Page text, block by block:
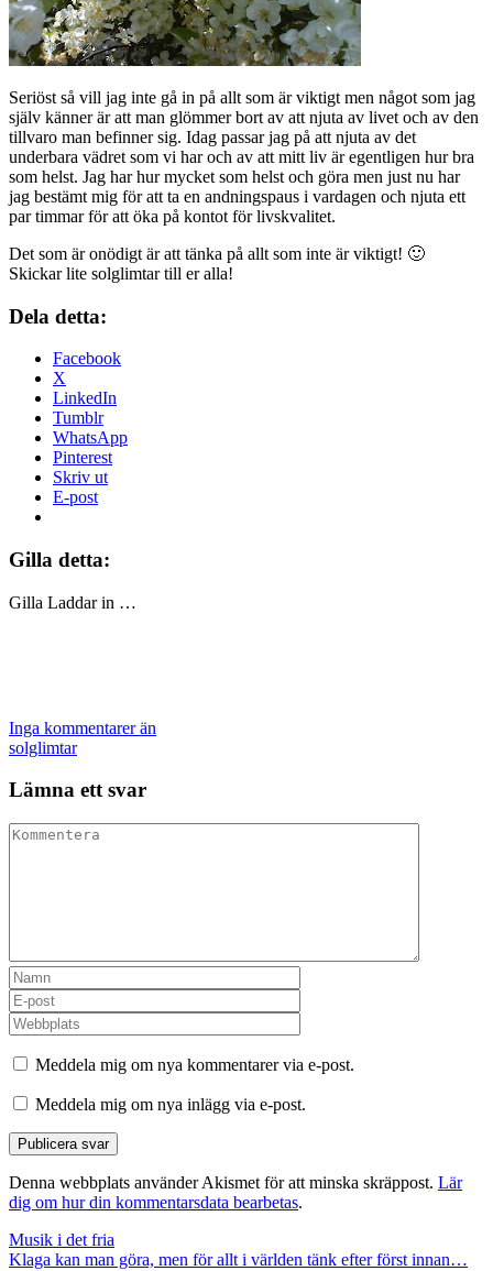
Seriöst så vill jag inte gå in på allt som är viktigt men något som jag
själv känner är att man glömmer bort av att njuta av livet och av den
tillvaro man befinner sig. Idag passar jag på att njuta av det
underbara vädret som vi har och av att mitt liv är egentligen hur bra
som helst. Jag har hur mycket som helst och göra men just nu har
jag bestämt mig för att ta en andningspaus i vardagen och njuta ett
par timmar för att öka på kontot för livskvalitet.
Det som är onödigt är att tänka på allt som inte är viktigt! 🙂
Skickar lite solglimtar till er alla!
Dela detta:
Facebook
X
LinkedIn
Tumblr
WhatsApp
Pinterest
Skriv ut
E-post
Gilla detta:
Gilla Laddar in …
Inga kommentarer än
solglimtar
Lämna ett svar
Meddela mig om nya kommentarer via e-post.
Meddela mig om nya inlägg via e-post.
Denna webbplats använder Akismet för att minska skräppost. Lär
dig om hur din kommentarsdata bearbetas.
Inläggsnavigering
Musik i det fria
Klaga kan man göra, men för allt i världen tänk efter först innan…